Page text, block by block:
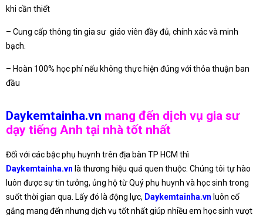
khi cần thiết
– Cung cấp thông tin gia sư giáo viên đầy đủ, chính xác và minh
bạch.
– Hoàn 100% học phí nếu không thực hiện đúng với thỏa thuận ban
đầu
Daykemtainha.vn mang đến dịch vụ gia sư
dạy tiếng Anh tại nhà tốt nhất
Đối với các bậc phụ huynh trên địa bàn TP HCM thì
Daykemtainha.vn là thương hiệu quá quen thuộc. Chúng tôi tự hào
luôn được sự tin tưởng, ủng hộ từ Quý phụ huynh và học sinh trong
suốt thời gian qua. Lấy đó là động lực, Daykemtainha.vn luôn cố
gắng mang đến nhưng dịch vụ tốt nhất giúp nhiều em học sinh vượt